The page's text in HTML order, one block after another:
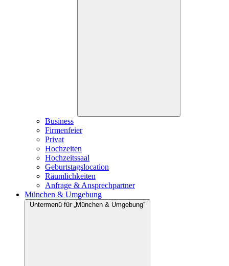
Business
Firmenfeier
Privat
Hochzeiten
Hochzeitssaal
Geburtstagslocation
Räumlichkeiten
Anfrage & Ansprechpartner
München & Umgebung
Untermenü für „München & Umgebung“